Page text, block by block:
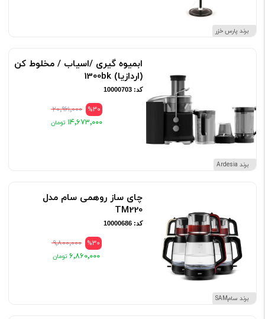
برند پارس خزر
برند Ardesia
ابمیوه گیری /اسیاب / مخلوط کن
(اردازیا) 1300bk
کد: 10000703
%30 ۲۰٬۹۶۱٬۰۰۰
۱۴٬۶۷۳٬۰۰۰
برند سامSAM
چای ساز روهمی سام مدل
TM220
کد: 10000686
%30 ۹٬۸۰۰٬۰۰۰
۶٬۸۶۰٬۰۰۰